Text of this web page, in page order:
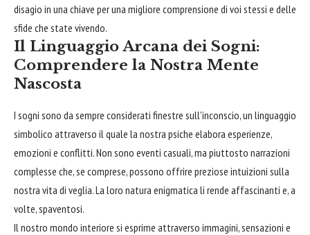
disagio in una chiave per una migliore comprensione di voi stessi e delle
sfide che state vivendo.
Il Linguaggio Arcana dei Sogni:
Comprendere la Nostra Mente
Nascosta
I sogni sono da sempre considerati finestre sull'inconscio, un linguaggio
simbolico attraverso il quale la nostra psiche elabora esperienze,
emozioni e conflitti. Non sono eventi casuali, ma piuttosto narrazioni
complesse che, se comprese, possono offrire preziose intuizioni sulla
nostra vita di veglia. La loro natura enigmatica li rende affascinanti e, a
volte, spaventosi.
Il nostro mondo interiore si esprime attraverso immagini, sensazioni e